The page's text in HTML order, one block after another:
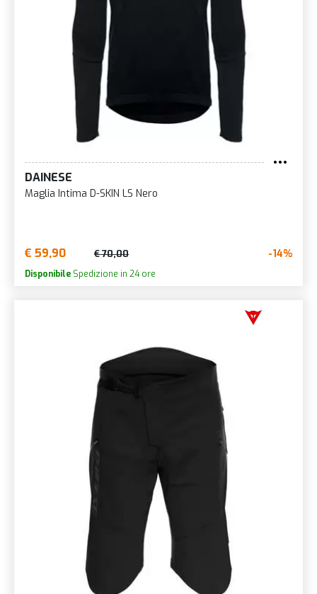
DAINESE
Maglia Intima D-SKIN LS Nero
€ 59,90 € 70,00 -14%
Disponibile Spedizione in 24 ore